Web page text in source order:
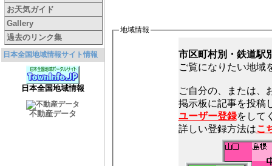
お天気ガイド
Gallery
過去のリンク集
日本全国地域情報サイト情報
日本全国地域情報
不動産データ
地域情報
市区町村別・鉄道駅
ご覧になりたい地域
ご自分の、または、
ユーザー登録をして
詳しい登録方法はこ